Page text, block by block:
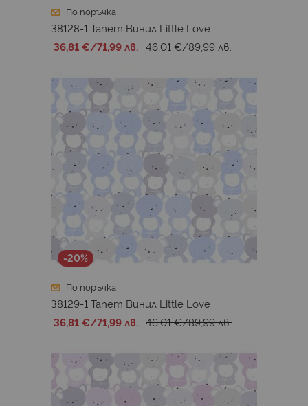
По поръчка
38128-1 Тапет Винил Little Love
36,81 €/71,99 лв. 46,01 €/89,99 лв.
-20%
По поръчка
38129-1 Тапет Винил Little Love
36,81 €/71,99 лв. 46,01 €/89,99 лв.